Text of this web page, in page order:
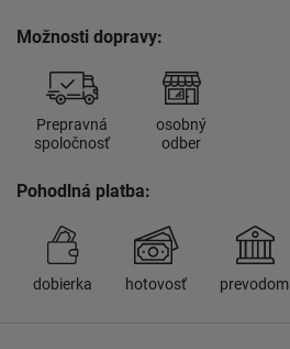
Možnosti dopravy:
Prepravná
spoločnosť
osobný
odber
Pohodlná platba:
dobierka hotovosť prevodom